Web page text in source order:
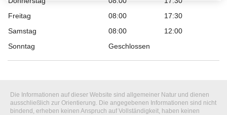
Freitag
08:00
17:30
Samstag
08:00
12:00
Sonntag
Geschlossen
Die Informationen auf dieser Website sind allgemeiner Natur und dienen
ausschließlich zur Orientierung. Die angegebenen Informationen sind nicht
bindend, erheben keinen Anspruch auf Vollständigkeit, haben keinen